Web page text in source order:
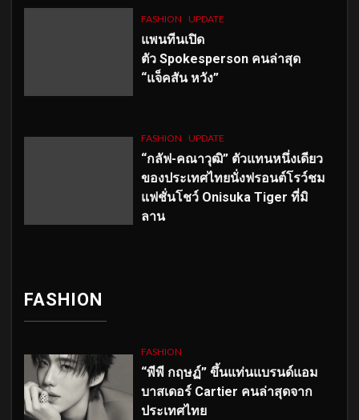
FASHION UPDATE
แพนทีนเปิด
ตัว Spokesperson คนล่าสุด
“แจ็คสัน หวัง”
FASHION UPDATE
“กลัฟ-คณาวุฒิ” ตัวแทนหนึ่งเดียว
ของประเทศไทยนั่งฟรอนต์โรว์ชม
แฟชั่นโชว์ Onisuka Tiger ที่มิ
ลาน
FASHION
FASHION
“พีพี กฤษฏ์” ขึ้นแท่นแบรนด์แอม
บาสเดอร์ Cartier คนล่าสุดจาก
ประเทศไทย